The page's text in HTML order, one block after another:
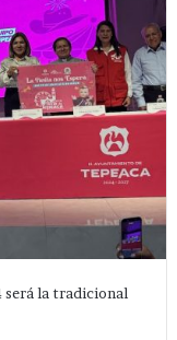
será la tradicional